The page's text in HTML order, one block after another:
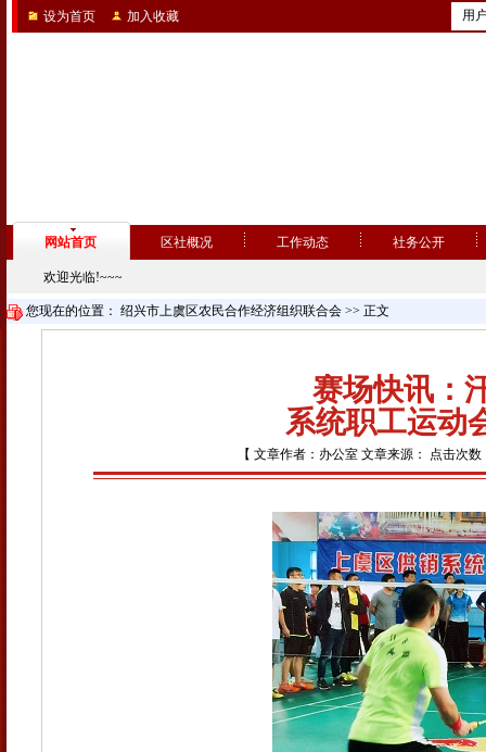
设为首页 加入收藏 用
网站首页 区社概况 工作动态 社务公开
欢迎光临!~~~
您现在的位置： 绍兴市上虞区农民合作经济组织联合会 >> 正文
赛场快讯：
系统职工运动
【 文章作者：办公室 文章来源： 点击次